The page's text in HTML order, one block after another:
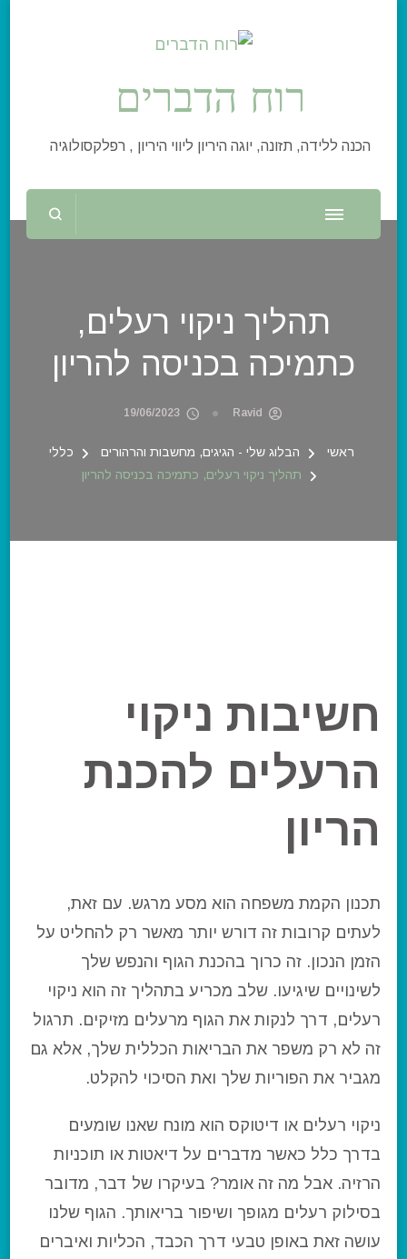
רוח הדברים
הכנה ללידה, תזונה, יוגה היריון ליווי היריון , רפלקסולוגיה
תהליך ניקוי רעלים,
כתמיכה בכניסה להריון
Ravid
19/06/2023
ראשי הבלוג שלי - הגיגים, מחשבות והרהורים
כללי
תהליך ניקוי רעלים, כתמיכה בכניסה להריון
חשיבות ניקוי
הרעלים להכנת
הריון
תכנון הקמת משפחה הוא מסע מרגש. עם זאת,
לעתים קרובות זה דורש יותר מאשר רק להחליט על
הזמן הנכון. זה כרוך בהכנת הגוף והנפש שלך
לשינויים שיגיעו. שלב מכריע בתהליך זה הוא ניקוי
רעלים, דרך לנקות את הגוף מרעלים מזיקים. תרגול
זה לא רק משפר את הבריאות הכללית שלך, אלא גם
מגביר את הפוריות שלך ואת הסיכוי להקלט.
ניקוי רעלים או דיטוקס הוא מונח שאנו שומעים
בדרך כלל כאשר מדברים על דיאטות או תוכניות
הרזיה. אבל מה זה אומר? בעיקרו של דבר, מדובר
בסילוק רעלים מגופך ושיפור בריאותך. הגוף שלנו
עושה זאת באופן טבעי דרך הכבד, הכליות ואיברים